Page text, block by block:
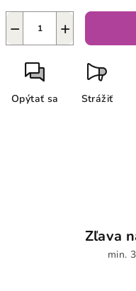
+
−
Opýtať sa Strážiť
Zľava
min.